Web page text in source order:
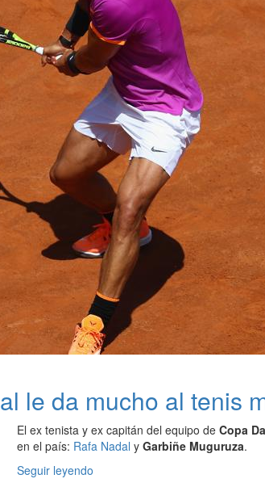
le da mucho al tenis
El ex tenista y ex capitán del equipo de Copa
en el país: Rafa Nadal y Garbiñe Muguruza.
Seguir leyendo